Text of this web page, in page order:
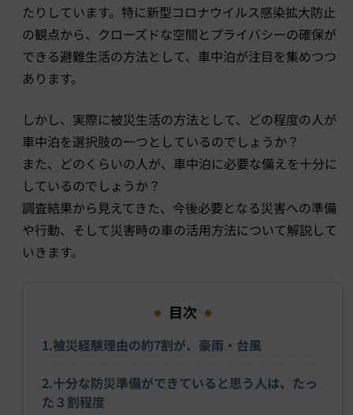
たりしています。特に新型コロナウイルス感染拡大防止
の観点から、クローズドな空間とプライバシーの確保が
できる避難生活の方法として、車中泊が注目を集めつつ
あります。
しかし、実際に被災生活の方法として、どの程度の人が
車中泊を選択肢の一つとしているのでしょうか？
また、どのくらいの人が、車中泊に必要な備えを十分に
しているのでしょうか？
調査結果から見えてきた、今後必要となる災害への準備
や行動、そして災害時の車の活用方法について解説して
いきます。
目次
1.被災経験理由の約7割が、豪雨・台風
2.十分な防災準備ができていると思う人は、たっ
た３割程度